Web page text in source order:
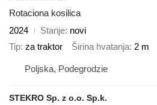
Rotaciona kosilica
2024
Stanje novi
Tip za traktor Širina hvatanja 2 m
Poljska, Podegrodzie
STEKRO Sp. z o.o. Sp.k.